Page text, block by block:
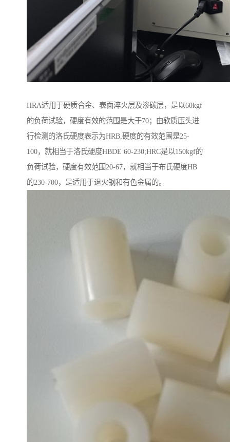
HRA适用于硬质合金、表面淬火层及渗碳层，是以60kgf
的负荷试验，硬度有效的范围是大于70；由软质压头进
行检测的洛氏硬度表示为HRB,硬度的有效范围是25-
100，就相当于洛氏硬度HBDE 60-230;HRC是以150kgf的
负荷试验，硬度有效范围20-67，就相当于布氏硬度HB
的230-700，是适用于退火钢和有色金属的。